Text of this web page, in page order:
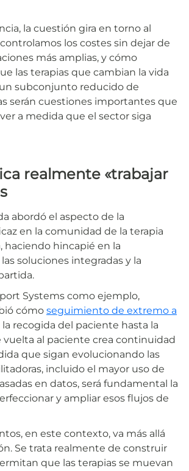
la cuestión gira en torno al
los costes sin dejar de
más amplias, y cómo
las terapias que cambian la vida
subconjunto reducido de
serán cuestiones importantes que
a medida que el sector siga
realmente «trabajar
abordó el aspecto de la
en la comunidad de la terapia
haciendo hincapié en la
soluciones integradas y la
Systems como ejemplo,
cómo seguimiento de extremo a
recogida del paciente hasta la
vuelta al paciente crea continuidad
que sigan evolucionando las
incluido el mayor uso de
en datos, será fundamental la
y ampliar esos flujos de
en este contexto, va más allá
Se trata realmente de construir
que las terapias se muevan